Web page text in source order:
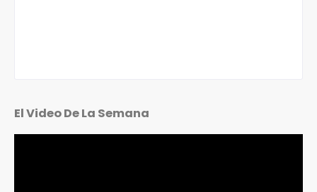
El Video De La Semana